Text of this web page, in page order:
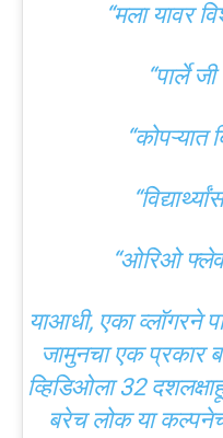
“मला यावर
“पार्ले
“कोपऱ्यात
“ओरिओ
याआधी, एका व्लॉगरने
जामुनचा एक प्रकार
व्हिडिओला 32
बरेच लोक या